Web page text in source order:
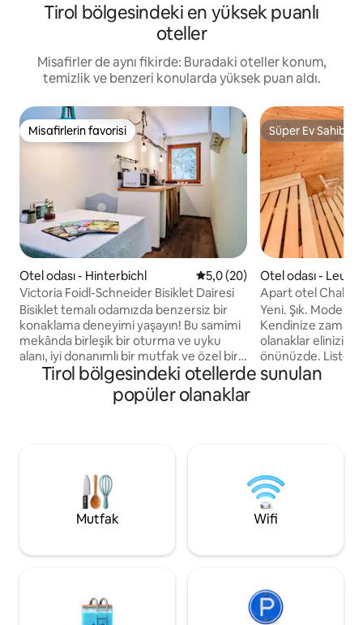
Tirol bölgesindeki en yüksek puanlı
oteller
Misafirler de aynı fikirde: Buradaki oteller konum,
temizlik ve benzeri konularda yüksek puan aldı.
Misafirlerin favorisi
Misafirlerin favorisi
Otel odası - Hinterbichl 5 üzerinden ortalama 5,0
5,0 (20)
Victoria Foidl-Schneider Bisiklet Dairesi
Bisiklet temalı odamızda benzersiz bir
konaklama deneyimi yaşayın! Bu samimi
mekânda birleşik bir oturma ve uyku
alanı, iyi donanımlı bir mutfak ve özel bir
banyo bulunmaktadır. Balkonunuza çıkın
ve nefes kesici dağ manzaralarının tadını
çıkarın. Ücretsiz kablosuz internet
kurutma makinesi ve temiz havlular
bulunmaktadır. Evcil hayvan kabul edilir.
Mekânda satın alabileceğiniz ikramlar
mevcuttur.
Süper Ev Sahibi
Süper Ev Sahibi
Otel odası -
Apart otel
Yeni. Şık.
Kendinize zaman
olanaklar elinizin
önünüzde.
aktiviteleri. Bu iyi
ihtiyacınız
konaklamayı
ne olduğunu
Tirol bölgesindeki otellerde sunulan
popüler olanaklar
Mutfak Wifi